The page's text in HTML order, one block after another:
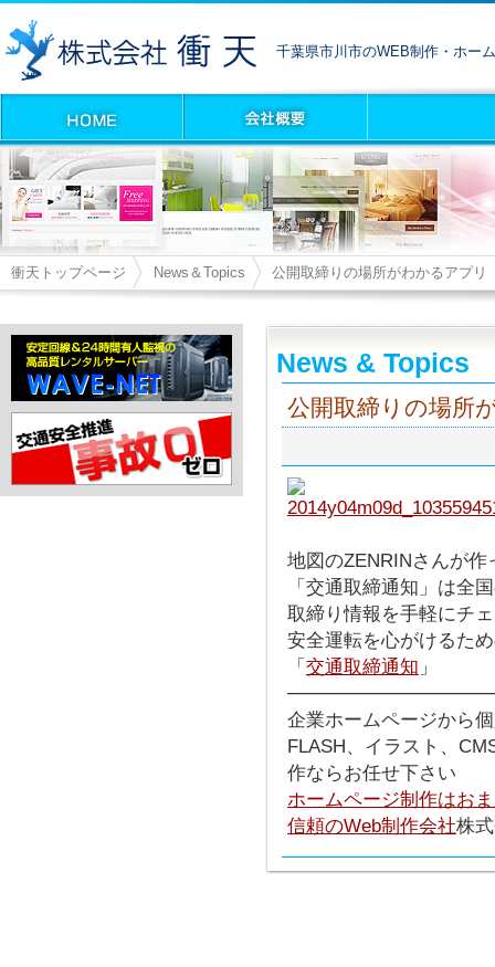
千葉県市川市のWEB制作・ホー
衝天トップページ News＆Topics 公開取締りの場所がわかるアプリ
News & Topics
公開取締りの場所
地図のZENRINさんが作
「交通取締通知」は全
取締り情報を手軽にチ
安全運転を心がけるた
「 交通取締通知 」
企業ホームページから
FLASH、イラスト、
作ならお任せ下さい
ホームページ制作はお
信頼のWeb制作会社株